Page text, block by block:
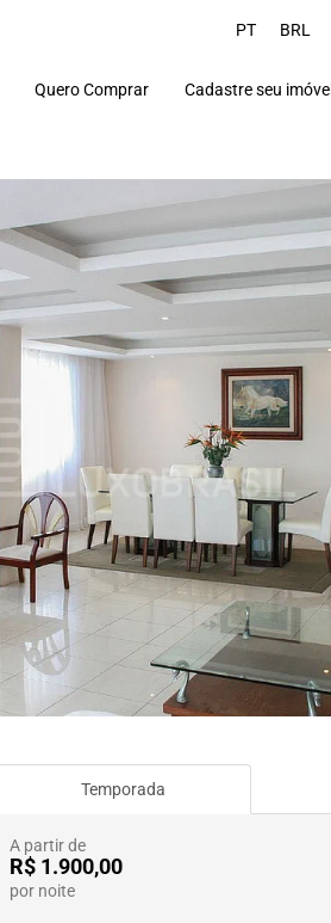
PT BRL
Quero Comprar Cadastre seu imóvel
Temporada
A partir de
R$ 1.900,00
por noite